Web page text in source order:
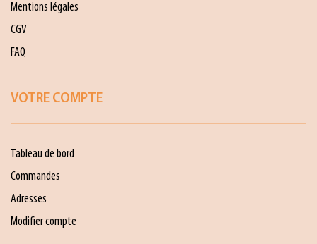
Mentions légales
CGV
FAQ
VOTRE COMPTE
Tableau de bord
Commandes
Adresses
Modifier compte